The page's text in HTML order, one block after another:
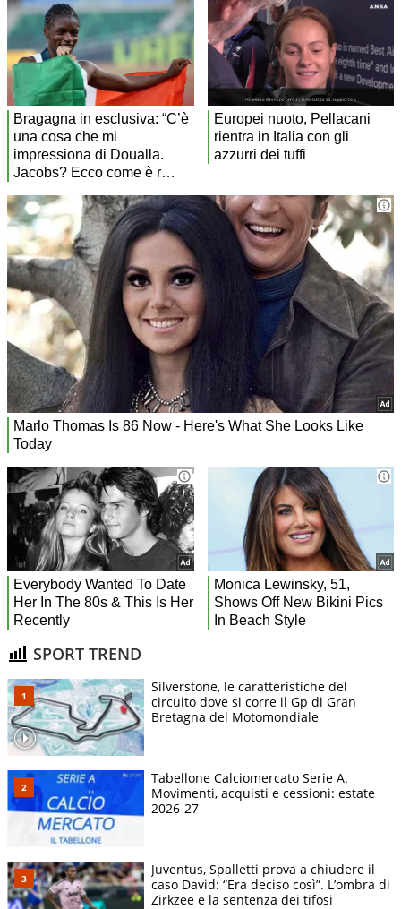
SPORT TREND
Silverstone, le caratteristiche del
circuito dove si corre il Gp di Gran
Bretagna del Motomondiale
Tabellone Calciomercato Serie A.
Movimenti, acquisti e cessioni: estate
2026-27
Juventus, Spalletti prova a chiudere il
caso David: “Era deciso così”. L’ombra di
Zirkzee e la sentenza dei tifosi